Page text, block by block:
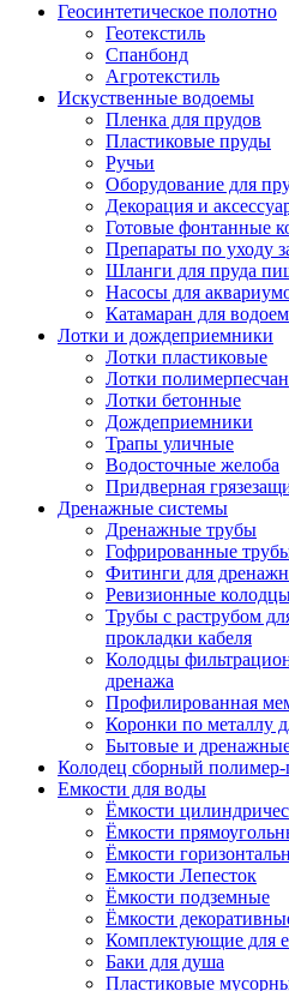
Геосинтетическое полотно
Геотекстиль
Спанбонд
Агротекстиль
Искуственные водоемы
Пленка для прудов
Пластиковые пруды
Ручьи
Оборудование для
Декорация и
Готовые фонтанные
Препараты по уходу
Шланги для пруда
Насосы для
Катамаран для
Лотки и дождеприемники
Лотки пластиковые
Лотки
Лотки бетонные
Дождеприемники
Трапы уличные
Водосточные желоба
Придверная
Дренажные системы
Дренажные трубы
Гофрированные
Фитинги для
Ревизионные
Трубы с раструбом
прокладки кабеля
Колодцы
дренажа
Профилированная
Коронки по металлу
Бытовые и
Колодец сборный
Емкости для воды
Ёмкости
Ёмкости
Ёмкости
Емкости Лепесток
Ёмкости подземные
Ёмкости
Комплектующие для
Баки для душа
Пластиковые